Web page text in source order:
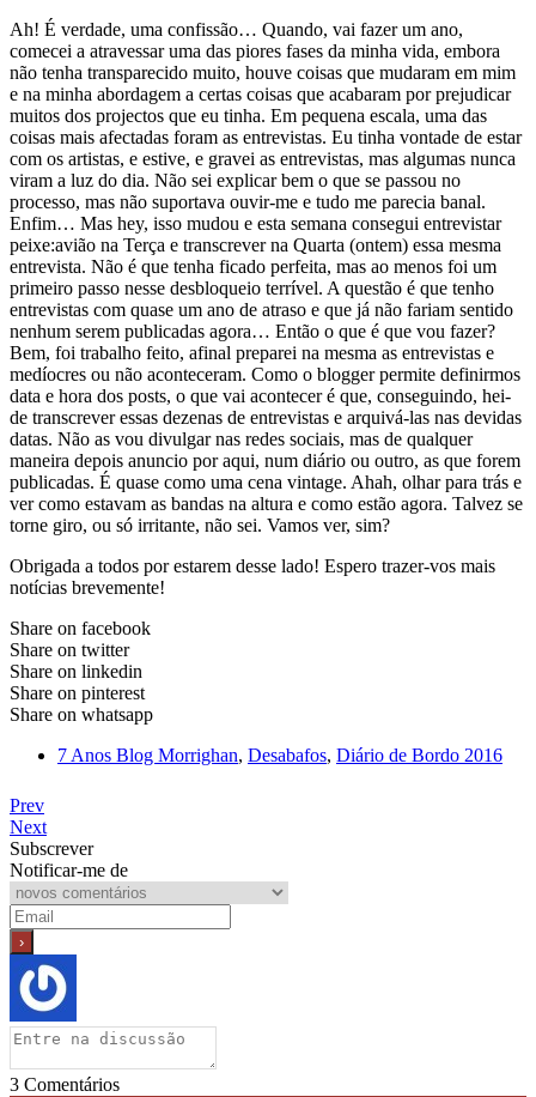
Ah! É verdade, uma confissão… Quando, vai fazer um ano,
comecei a atravessar uma das piores fases da minha vida, embora
não tenha transparecido muito, houve coisas que mudaram em mim
e na minha abordagem a certas coisas que acabaram por prejudicar
muitos dos projectos que eu tinha. Em pequena escala, uma das
coisas mais afectadas foram as entrevistas. Eu tinha vontade de estar
com os artistas, e estive, e gravei as entrevistas, mas algumas nunca
viram a luz do dia. Não sei explicar bem o que se passou no
processo, mas não suportava ouvir-me e tudo me parecia banal.
Enfim… Mas hey, isso mudou e esta semana consegui entrevistar
peixe:avião na Terça e transcrever na Quarta (ontem) essa mesma
entrevista. Não é que tenha ficado perfeita, mas ao menos foi um
primeiro passo nesse desbloqueio terrível. A questão é que tenho
entrevistas com quase um ano de atraso e que já não fariam sentido
nenhum serem publicadas agora… Então o que é que vou fazer?
Bem, foi trabalho feito, afinal preparei na mesma as entrevistas e
medíocres ou não aconteceram. Como o blogger permite definirmos
data e hora dos posts, o que vai acontecer é que, conseguindo, hei-
de transcrever essas dezenas de entrevistas e arquivá-las nas devidas
datas. Não as vou divulgar nas redes sociais, mas de qualquer
maneira depois anuncio por aqui, num diário ou outro, as que forem
publicadas. É quase como uma cena vintage. Ahah, olhar para trás e
ver como estavam as bandas na altura e como estão agora. Talvez se
torne giro, ou só irritante, não sei. Vamos ver, sim?
Obrigada a todos por estarem desse lado! Espero trazer-vos mais
notícias brevemente!
Share on facebook
Share on twitter
Share on linkedin
Share on pinterest
Share on whatsapp
7 Anos Blog Morrighan, Desabafos, Diário de Bordo 2016
Prev
Next
Subscrever
Notificar-me de
3 Comentários